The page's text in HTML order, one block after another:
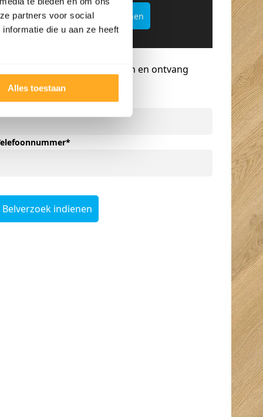
partners voor social
die u aan ze heeft
Alles toestaan
Offertekiller openen
Vraag een terugbelverzoek aan en ontvang
persoonlijk advies.
*
*
Belverzoek indienen